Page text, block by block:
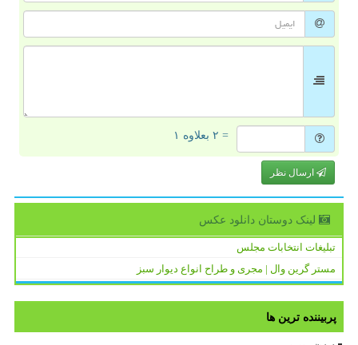
= ۲ بعلاوه ۱
ارسال نظر
لینک دوستان دانلود عكس
تبلیغات انتخابات مجلس
مستر گرین وال | مجری و طراح انواع دیوار سبز
پربیننده ترین ها